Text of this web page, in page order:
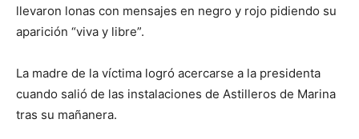
llevaron lonas con mensajes en negro y rojo pidiendo su
aparición “viva y libre”.
La madre de la víctima logró acercarse a la presidenta
cuando salió de las instalaciones de Astilleros de Marina
tras su mañanera.